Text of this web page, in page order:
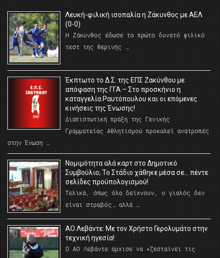
Λευκή-φιλική ισοπαλία η Ζάκυνθος με ΑΕΛ
(0-0)
Η Ζάκυνθος έδωσε το πρώτο δυνατό φιλικό
τεστ της θερινής …
Έκπτωτο το Δ.Σ. της ΕΠΣ Ζακύνθου με
απόφαση της ΓΓΑ – Στο προσκήνιο η
καταγγελία Ραυτόπουλου και οι επόμενες
κινήσεις της Ένωσης!
Διαπιστωτική πράξη της Γενικής
Γραμματείας Αθλητισμού προκαλεί ανατροπές
στην Ένωση …
Νομιμότητα αλά καρτ στο Δημοτικό
Συμβούλιο; Το Στάδιο χάθηκε μέσα σε… πέντε
σελίδες προϋπολογισμού!
Τελικά, όπως όλα δείχνουν, ο γιαλός δεν
είναι στραβός… αλλά …
ΑΟ Λεβάντε: Με τον Χρήστο Γερολυμάτο στην
τεχνική ηγεσία!
Ο ΑΟ Λεβάντε άρχισε να «ζεσταίνει τις